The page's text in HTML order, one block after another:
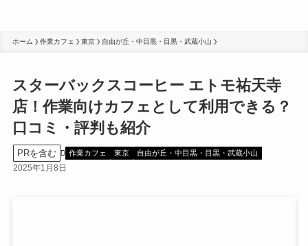
ホーム 作業カフェ 東京 自由が丘・中目黒・目黒・武蔵小山
スターバックスコーヒー エトモ祐天寺
店！作業向けカフェとして利用できる？
口コミ・評判も紹介
PRを含む 作業カフェ 東京 自由が丘・中目黒・目黒・武蔵小山
2025年1月8日